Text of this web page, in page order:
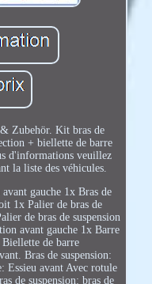
Zubehör. Kit bras de
+ biellette de barre
d'informations veuillez
la liste des véhicules.
gauche 1x Bras de
1x Palier de bras de
de bras de suspension
avant gauche 1x Barre
de barre
Bras de suspension:
Essieu avant Avec rotule
de suspension: bras de